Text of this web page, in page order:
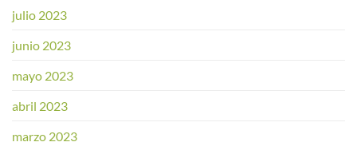
julio 2023
junio 2023
mayo 2023
abril 2023
marzo 2023